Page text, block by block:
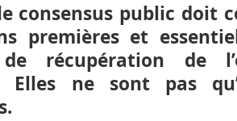
consensus public doit
premières et
récupération de
Elles ne sont pas